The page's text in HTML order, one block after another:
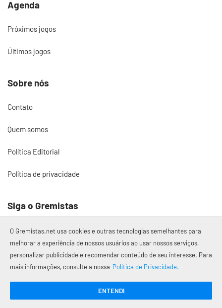
Agenda
Próximos jogos
Últimos jogos
Sobre nós
Contato
Quem somos
Política Editorial
Política de privacidade
Siga o Gremistas
© 2017 – 2026 Gremistas.net
Gremistas.net — Porto Alegre/RS
O Gremistas.net usa cookies e outras tecnologias semelhantes para
melhorar a experiência de nossos usuários ao usar nossos serviços,
personalizar publicidade e recomendar conteúdo de seu interesse. Para
mais informações, consulte a nossa Política de Privacidade.
ENTENDI